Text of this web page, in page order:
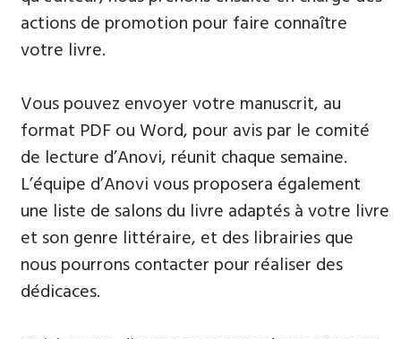
actions de promotion pour faire connaître
votre livre.
Vous pouvez envoyer votre manuscrit, au
format PDF ou Word, pour avis par le comité
de lecture d’Anovi, réunit chaque semaine.
L’équipe d’Anovi vous proposera également
une liste de salons du livre adaptés à votre livre
et son genre littéraire, et des librairies que
nous pourrons contacter pour réaliser des
dédicaces.